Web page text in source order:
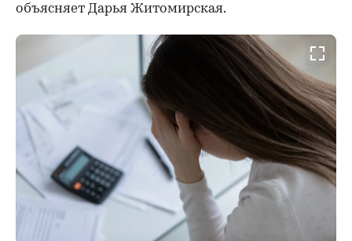
объясняет Дарья Житомирская.